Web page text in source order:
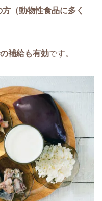
（動物性食品に多く
補給も有効です。